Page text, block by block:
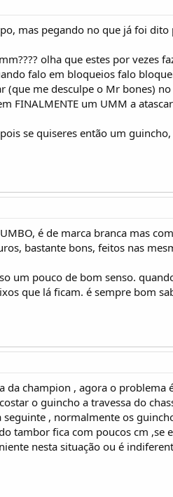
mas pegando no que já foi
olha que estes por vezes
falo em bloqueios falo
me desculpe o Mr bones)
FINALMENTE um UMM a
se quiseres então um
é de marca branca mas
bastante bons, feitos nas
um pouco de bom senso.
que lá ficam. é sempre bom
champion , agora o problema
o guincho a travessa do
, normalmente os
tambor fica com poucos cm
nesta situação ou é